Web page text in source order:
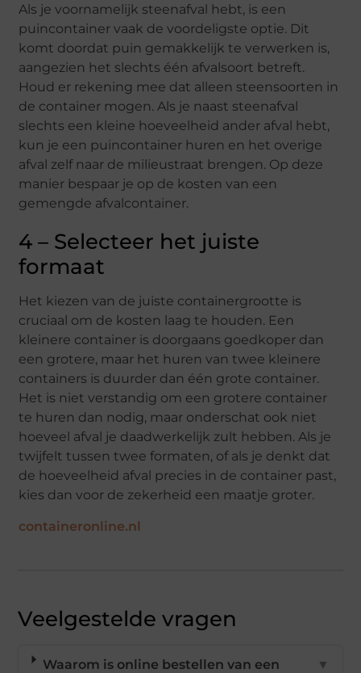
Als je voornamelijk steenafval hebt, is een
puincontainer vaak de voordeligste optie. Dit
komt doordat puin gemakkelijk te verwerken is,
aangezien het slechts één afvalsoort betreft.
Houd er rekening mee dat alleen steensoorten in
de container mogen. Als je naast steenafval
slechts een kleine hoeveelheid ander afval hebt,
kun je een puincontainer huren en het overige
afval zelf naar de milieustraat brengen. Op deze
manier bespaar je op de kosten van een
gemengde afvalcontainer.
4 – Selecteer het juiste
formaat
Het kiezen van de juiste containergrootte is
cruciaal om de kosten laag te houden. Een
kleinere container is doorgaans goedkoper dan
een grotere, maar het huren van twee kleinere
containers is duurder dan één grote container.
Het is niet verstandig om een grotere container
te huren dan nodig, maar onderschat ook niet
hoeveel afval je daadwerkelijk zult hebben. Als je
twijfelt tussen twee formaten, of als je denkt dat
de hoeveelheid afval precies in de container past,
kies dan voor de zekerheid een maatje groter.
containeronline.nl
Veelgestelde vragen
Waarom is online bestellen van een
▼